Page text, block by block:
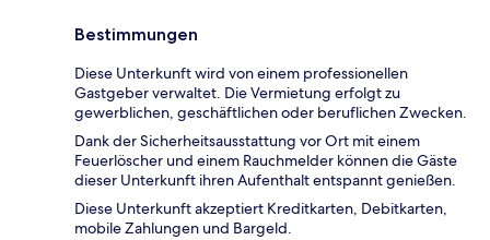
Bestimmungen
Diese Unterkunft wird von einem professionellen
Gastgeber verwaltet. Die Vermietung erfolgt zu
gewerblichen, geschäftlichen oder beruflichen Zwecken.
Dank der Sicherheitsausstattung vor Ort mit einem
Feuerlöscher und einem Rauchmelder können die Gäste
dieser Unterkunft ihren Aufenthalt entspannt genießen.
Diese Unterkunft akzeptiert Kreditkarten, Debitkarten,
mobile Zahlungen und Bargeld.